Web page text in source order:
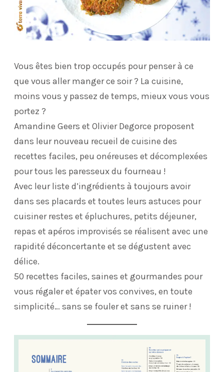
Vous êtes bien trop occupés pour penser à ce
que vous aller manger ce soir ? La cuisine,
moins vous y passez de temps, mieux vous vous
portez ?
Amandine Geers et Olivier Degorce proposent
dans leur nouveau recueil de cuisine des
recettes faciles, peu onéreuses et décomplexées
pour tous les paresseux du fourneau !
Avec leur liste d’ingrédients à toujours avoir
dans ses placards et toutes leurs astuces pour
cuisiner restes et épluchures, petits déjeuner,
repas et apéros improvisés se réalisent avec une
rapidité déconcertante et se dégustent avec
délice.
50 recettes faciles, saines et gourmandes pour
vous régaler et épater vos convives, en toute
simplicité… sans se fouler et sans se ruiner !